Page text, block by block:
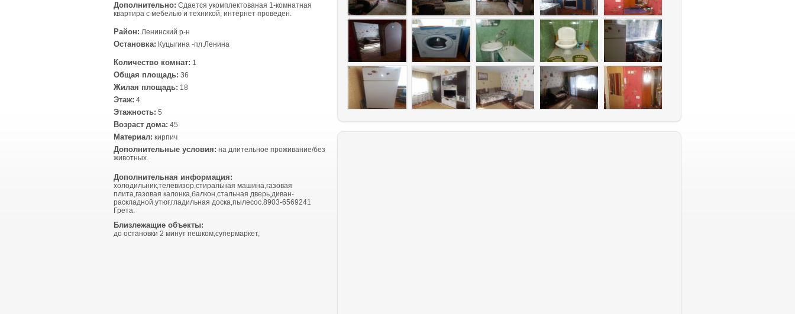
Дополнительно: Сдается укомплектованая 1-комнатная
квартира с мебелью и техникой, интернет проведен.
Район: Ленинский р-н
Остановка: Куцыгина -пл.Ленина
Количество комнат: 1
Общая площадь: 36
Жилая площадь: 18
Этаж: 4
Этажность: 5
Возраст дома: 45
Материал: кирпич
Дополнительные условия: на длительное проживание/без
животных.
Дополнительная информация:
холодильник,телевизор,стиральная машина,газовая
плита,газовая калонка,балкон,стальная дверь,диван-
раскладной.утюг,гладильная доска,пылесос.8903-6569241
Грета.
Близлежащие объекты:
до остановки 2 минут пешком,супермаркет,